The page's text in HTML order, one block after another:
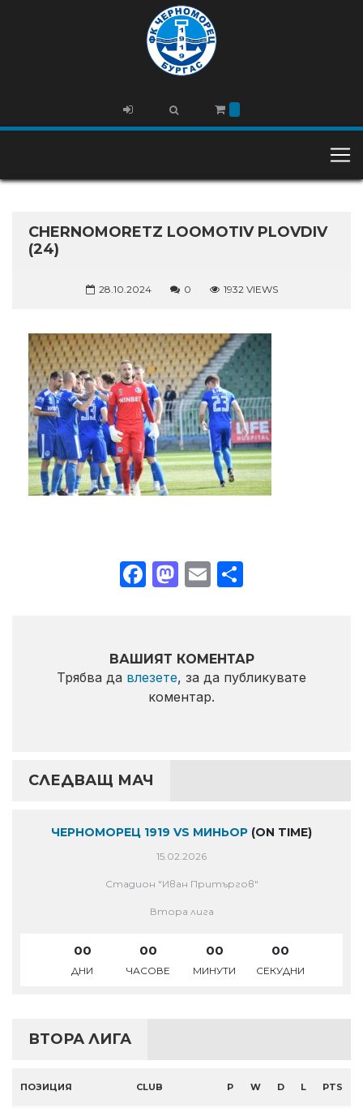
CHERNOMORETZ LOOMOTIV PLOVDIV
(24)
28.10.2024 0 1932 VIEWS
Facebook
Mastodon
Email
ВАШИЯТ КОМЕНТАР
Трябва да влезете, за да публикувате
коментар.
СЛЕДВАЩ МАЧ
ЧЕРНОМОРЕЦ 1919 VS МИНЬОР (ON TIME)
15.02.2026
Стадион "Иван Притъргов"
Втора лига
00
ДНИ
00
ЧАСОВЕ
00
МИНУТИ
00
СЕКУДНИ
ВТОРА ЛИГА
ПОЗИЦИЯ CLUB P W D L PTS